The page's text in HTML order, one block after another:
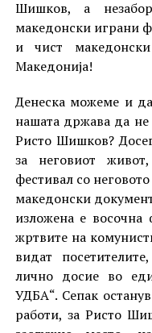
Шишков, а
македонски играни
и чист
Македонија!
Денеска можеме и
нашата држава да не
Ристо Шишков?
за неговиот
фестивал со
македонски
изложена е
жртвите на
видат
лично досие во
УДБА“. Сепак
работи, за Ристо